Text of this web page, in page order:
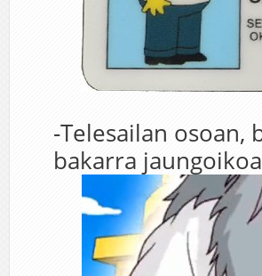
-Telesailan osoan,
bakarra